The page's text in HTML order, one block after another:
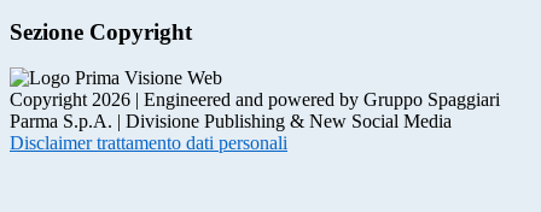
Sezione Copyright
Copyright 2026 | Engineered and powered by Gruppo Spaggiari
Parma S.p.A. | Divisione Publishing & New Social Media
Disclaimer trattamento dati personali